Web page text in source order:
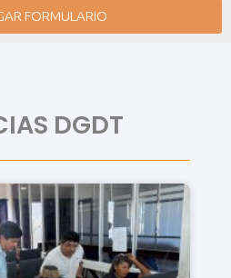
FORMULARIO
DGDT